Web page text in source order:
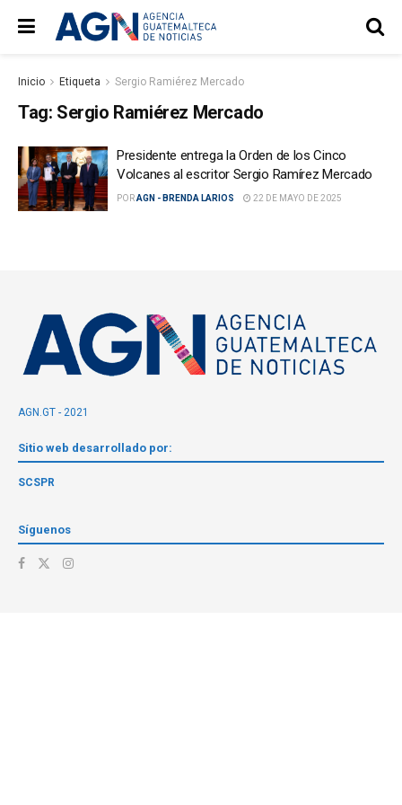
Inicio Etiqueta Sergio Ramiérez Mercado
Tag: Sergio Ramiérez Mercado
Presidente entrega la Orden de los Cinco
Volcanes al escritor Sergio Ramírez Mercado
PORAGN - BRENDA LARIOS 22 DE MAYO DE 2025
AGN.GT - 2021
Sitio web desarrollado por:
SCSPR
Síguenos